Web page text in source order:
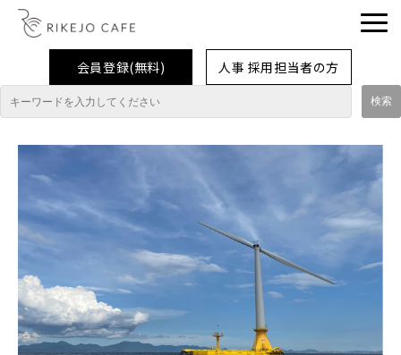
会員登録(無料) 人事 採用担当者の方
理系女子応援企業・団体
企業取材レポート
就活情報
コラム・特集